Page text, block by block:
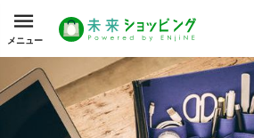
メニュー